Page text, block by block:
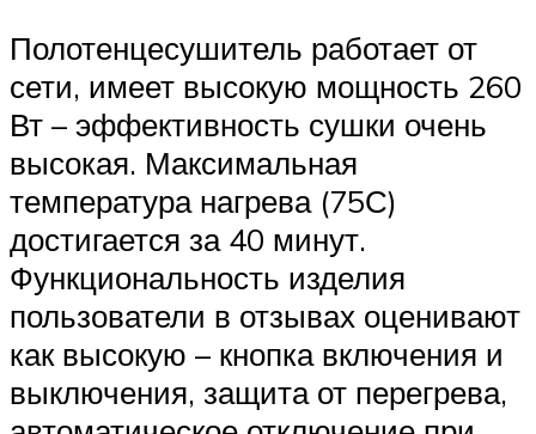
Полотенцесушитель работает от
сети, имеет высокую мощность 260
Вт – эффективность сушки очень
высокая. Максимальная
температура нагрева (75С)
достигается за 40 минут.
Функциональность изделия
пользователи в отзывах оценивают
как высокую – кнопка включения и
выключения, защита от перегрева,